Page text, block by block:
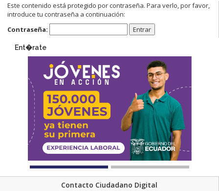
Este contenido está protegido por contraseña. Para verlo, por favor,
introduce tu contraseña a continuación:
Contraseña:
Ent�rate
Contacto Ciudadano Digital